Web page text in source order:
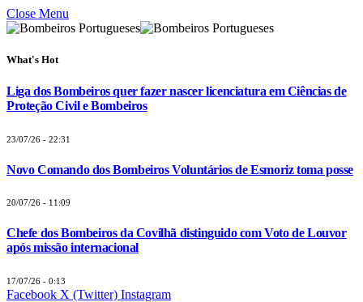
Close Menu
What's Hot
Liga dos Bombeiros quer fazer nascer licenciatura em Ciências de
Proteção Civil e Bombeiros
23/07/26 - 22:31
Novo Comando dos Bombeiros Voluntários de Esmoriz toma posse
20/07/26 - 11:09
Chefe dos Bombeiros da Covilhã distinguido com Voto de Louvor
após missão internacional
17/07/26 - 0:13
Facebook X (Twitter) Instagram